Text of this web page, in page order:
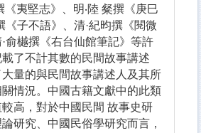
夷堅志》、明‧陸 粲撰《庚巳
《子不語》、清·紀昀撰《閱微
俞樾撰《右台仙館筆記》等許
了不計其數的民間故事講述
大量的與民間故事講述人及其所
情況。中國古籍文獻中的此類
高，對於中國民間 故事史研
研究、中國民俗學研究而言，